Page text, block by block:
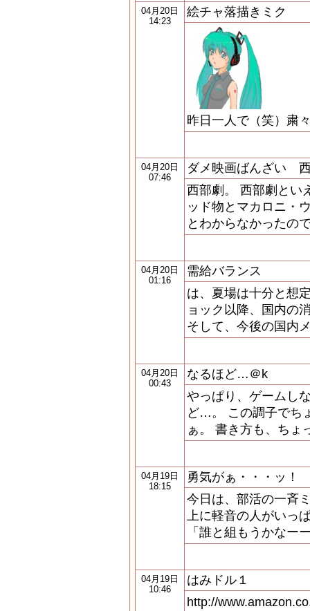
04月20日
14:23
絵チャ落描きミク
昨日一人で（笑）粛
04月20日
07:46
ダメ映画ばんざい
西部劇。 西部劇とい
ッド物とマカロニ・
とわからなかったの
04月20日
01:16
需給バランス
は、夏場は十分と想
ョック以降、国内の
そして、今後の国内
04月20日
00:43
なるほど…＠k
やっぱり、ゲームし
ど…。 この調子でち
ぁ。 書き方も、ちょ
04月19日
18:15
勇気がぁ・・・ッ！
今日は、部活の一斉
上に軽音の人がいっ
「誰と組もうかなー
04月19日
10:46
はみドル１
http://